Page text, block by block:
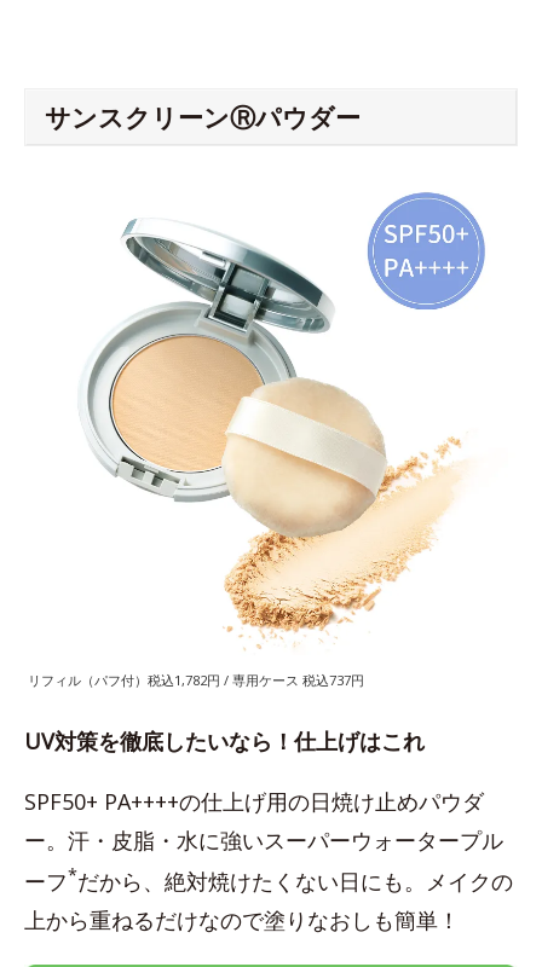
サンスクリーンⓇパウダー
リフィル（パフ付）税込1,782円 / 専用ケース 税込737円
UV対策を徹底したいなら！仕上げはこれ
SPF50+ PA++++の仕上げ用の日焼け止めパウダ
ー。汗・皮脂・水に強いスーパーウォータープル
ーフ*だから、絶対焼けたくない日にも。メイクの
上から重ねるだけなので塗りなおしも簡単！